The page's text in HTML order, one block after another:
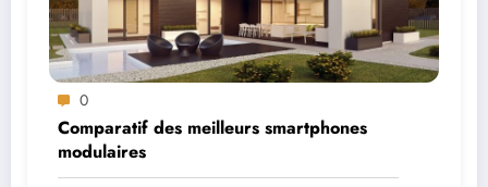
0
Comparatif des meilleurs smartphones
modulaires